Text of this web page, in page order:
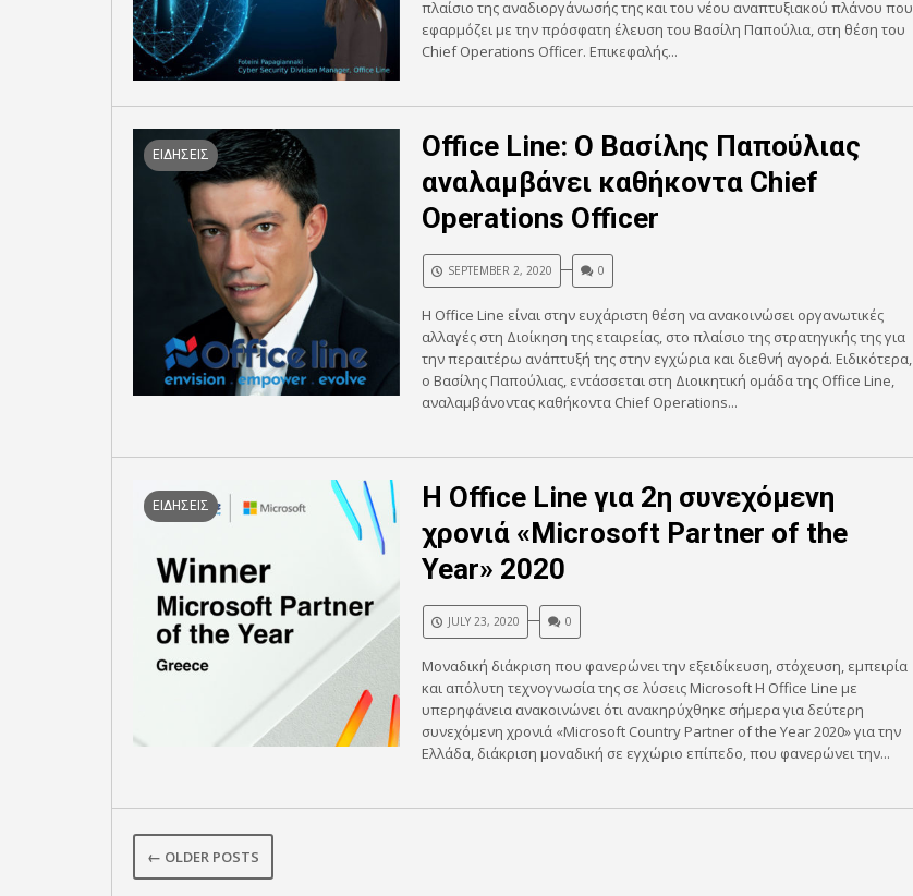
πλαίσιο της αναδιοργάνωσής της και του νέου αναπτυξιακού πλάνου που
εφαρμόζει με την πρόσφατη έλευση του Βασίλη Παπούλια, στη θέση του
Chief Operations Officer. Επικεφαλής...
ΕΙΔΗΣΕΙΣ
Office Line: Ο Βασίλης Παπούλιας
αναλαμβάνει καθήκοντα Chief
Operations Officer
SEPTEMBER 2, 2020 0
Η Office Line είναι στην ευχάριστη θέση να ανακοινώσει οργανωτικές
αλλαγές στη Διοίκηση της εταιρείας, στο πλαίσιο της στρατηγικής της για
την περαιτέρω ανάπτυξή της στην εγχώρια και διεθνή αγορά. Ειδικότερα,
ο Βασίλης Παπούλιας, εντάσσεται στη Διοικητική ομάδα της Office Line,
αναλαμβάνοντας καθήκοντα Chief Operations...
ΕΙΔΗΣΕΙΣ
H Office Line για 2η συνεχόμενη
χρονιά «Microsoft Partner of the
Year» 2020
JULY 23, 2020 0
Μοναδική διάκριση που φανερώνει την εξειδίκευση, στόχευση, εμπειρία
και απόλυτη τεχνογνωσία της σε λύσεις Microsoft Η Office Line με
υπερηφάνεια ανακοινώνει ότι ανακηρύχθηκε σήμερα για δεύτερη
συνεχόμενη χρονιά «Microsoft Country Partner of the Year 2020» για την
Ελλάδα, διάκριση μοναδική σε εγχώριο επίπεδο, που φανερώνει την...
← OLDER POSTS